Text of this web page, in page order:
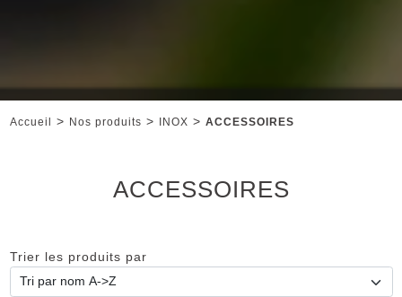
Accueil > Nos produits > INOX > ACCESSOIRES
ACCESSOIRES
Trier les produits par